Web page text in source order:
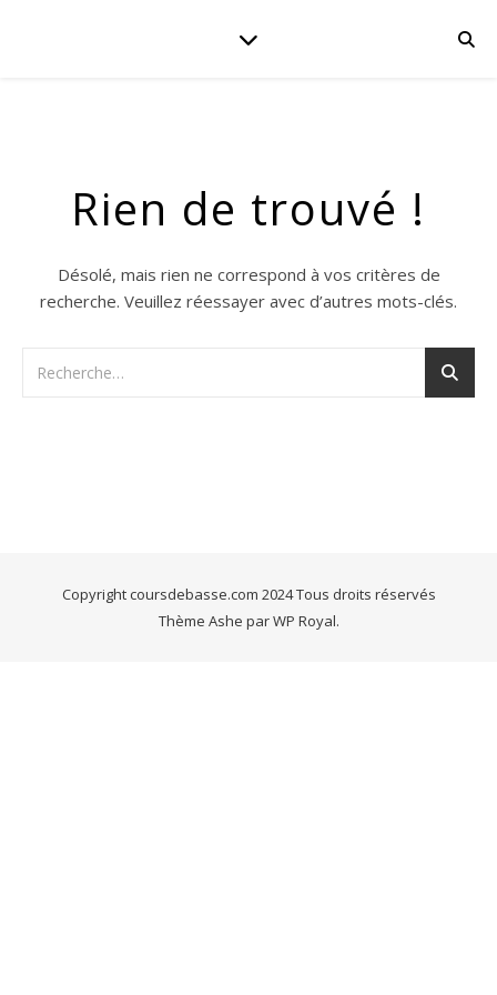
Rien de trouvé !
Désolé, mais rien ne correspond à vos critères de
recherche. Veuillez réessayer avec d’autres mots-clés.
Copyright coursdebasse.com 2024 Tous droits réservés
Thème Ashe parWP Royal.